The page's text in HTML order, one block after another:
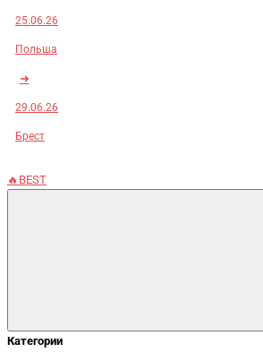
25.06.26
Польша
➜
29.06.26
Брест
🔥BEST
Категории